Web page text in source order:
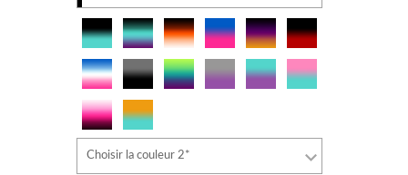
Choisir la couleur 2*